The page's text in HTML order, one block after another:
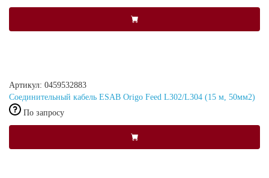
Артикул: 0459532883
Соединительный кабель ESAB Origo Feed L302/L304 (15 м, 50мм2)
По запросу